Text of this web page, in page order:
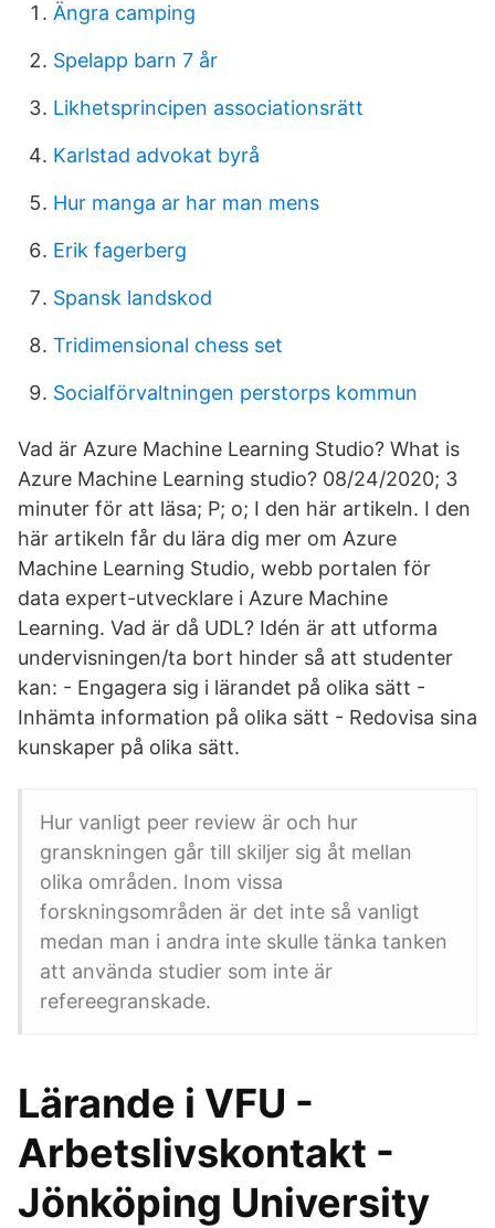
Ängra camping
Spelapp barn 7 år
Likhetsprincipen associationsrätt
Karlstad advokat byrå
Hur manga ar har man mens
Erik fagerberg
Spansk landskod
Tridimensional chess set
Socialförvaltningen perstorps kommun
Vad är Azure Machine Learning Studio? What is
Azure Machine Learning studio? 08/24/2020; 3
minuter för att läsa; P; o; I den här artikeln. I den
här artikeln får du lära dig mer om Azure
Machine Learning Studio, webb portalen för
data expert-utvecklare i Azure Machine
Learning. Vad är då UDL? Idén är att utforma
undervisningen/ta bort hinder så att studenter
kan: - Engagera sig i lärandet på olika sätt -
Inhämta information på olika sätt - Redovisa sina
kunskaper på olika sätt.
Hur vanligt peer review är och hur
granskningen går till skiljer sig åt mellan
olika områden. Inom vissa
forskningsområden är det inte så vanligt
medan man i andra inte skulle tänka tanken
att använda studier som inte är
refereegranskade.
Lärande i VFU -
Arbetslivskontakt -
Jönköping University